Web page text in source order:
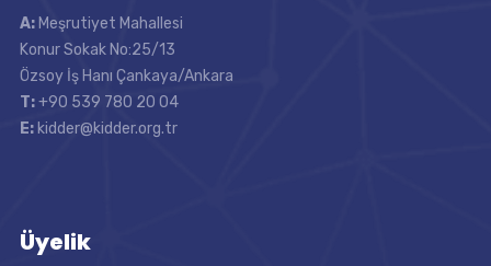
A: Meşrutiyet Mahallesi
Konur Sokak No:25/13
Özsoy İş Hanı Çankaya/Ankara
T:+90 539 780 20 04
E: kidder@kidder.org.tr
Üyelik